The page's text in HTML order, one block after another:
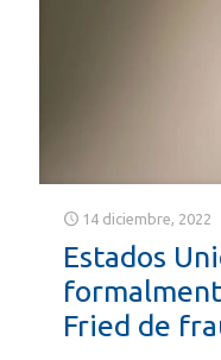
14 diciembre, 2022
Estados
Fried de